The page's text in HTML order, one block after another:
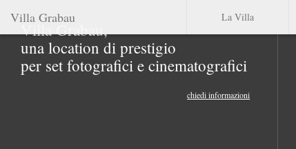
Villa Grabau La Villa
Villa Grabau,
una location di prestigio
per set fotografici e cinematografici
chiedi informazioni